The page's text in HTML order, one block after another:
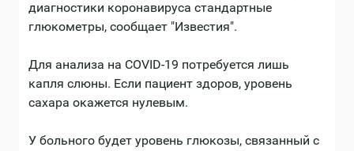
диагностики коронавируса стандартные
глюкометры, сообщает "Известия".
Для анализа на COVID-19 потребуется лишь
капля слюны. Если пациент здоров, уровень
сахара окажется нулевым.
У больного будет уровень глюкозы, связанный с